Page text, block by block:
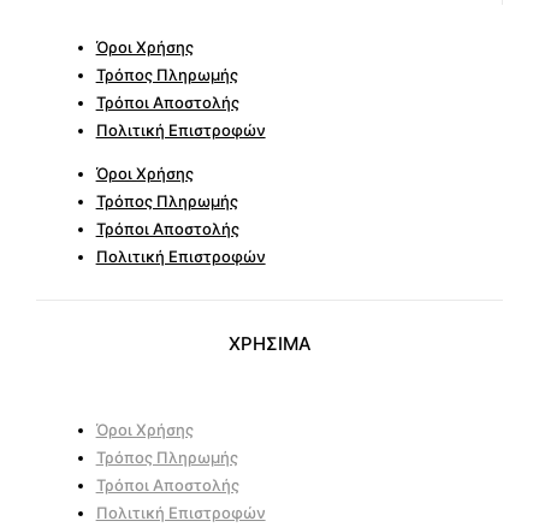
Όροι Χρήσης
Τρόπος Πληρωμής
Τρόποι Αποστολής
Πολιτική Επιστροφών
Όροι Χρήσης
Τρόπος Πληρωμής
Τρόποι Αποστολής
Πολιτική Επιστροφών
ΧΡΗΣΙΜΑ
Όροι Χρήσης
Τρόπος Πληρωμής
Τρόποι Αποστολής
Πολιτική Επιστροφών